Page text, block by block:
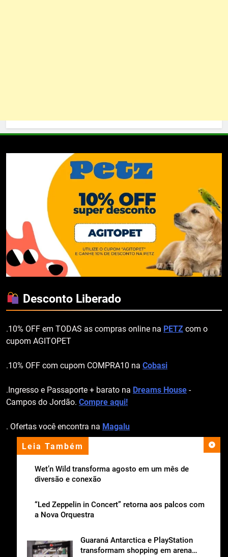
Leia Também
Wet’n Wild transforma agosto em um mês de
diversão e conexão
“Led Zeppelin in Concert” retorna aos palcos com
a Nova Orquestra
Guaraná Antarctica e PlayStation
transformam shopping em arena
Desconto Liberado
.10% OFF em TODAS as compras online na PETZ com o
cupom AGITOPET
.10% OFF com cupom COMPRA10 na Cobasi
.Ingresso e Passaporte + barato na Dreams House -
Campos do Jordão. Compre aqui!
. Ofertas você encontra na Magalu
apoio institucional